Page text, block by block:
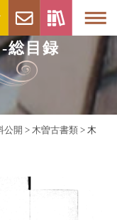
総目録
公開 > 木曽古書類 > 木